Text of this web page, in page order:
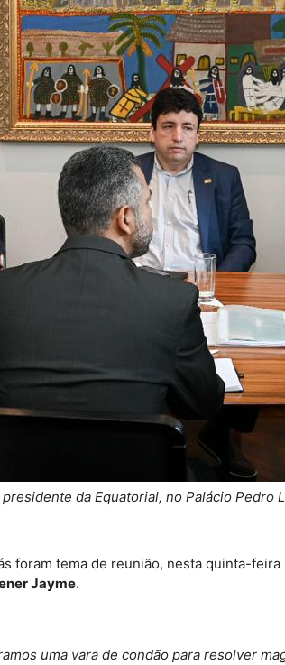
da Equatorial, no Palácio Pedro
foram tema de reunião, nesta quinta-
Jayme.
uma vara de condão para resolver